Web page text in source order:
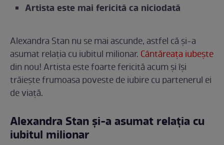
Artista este mai fericită ca niciodată
Alexandra Stan nu se mai ascunde, astfel că și-a
asumat relația cu iubitul milionar. Cântăreața iubește
din nou! Artista este foarte fericită acum și își
trăiește frumoasa poveste de iubire cu partenerul ei
de viață.
Alexandra Stan și-a asumat relația cu
iubitul milionar